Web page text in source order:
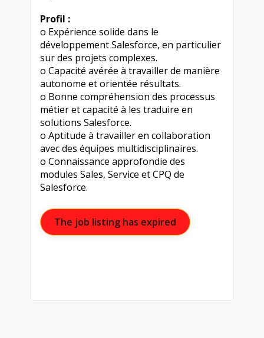
Profil :
o Expérience solide dans le
développement Salesforce, en particulier
sur des projets complexes.
o Capacité avérée à travailler de manière
autonome et orientée résultats.
o Bonne compréhension des processus
métier et capacité à les traduire en
solutions Salesforce.
o Aptitude à travailler en collaboration
avec des équipes multidisciplinaires.
o Connaissance approfondie des
modules Sales, Service et CPQ de
Salesforce.
The job listing has expired